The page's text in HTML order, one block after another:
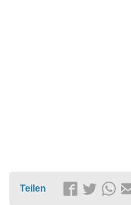
Teilen